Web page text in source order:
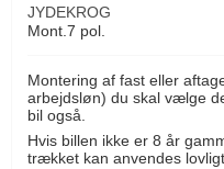
JYDEKROG
Mont.7 pol.
Montering af fast eller
arbejdsløn) du skal vælge
bil også.
Hvis billen ikke er 8 år
trækket kan anvendes